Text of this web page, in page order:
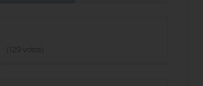
(129 votos)